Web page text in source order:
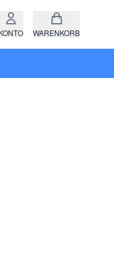
WARENKORB
Lesebrillen anzeigen